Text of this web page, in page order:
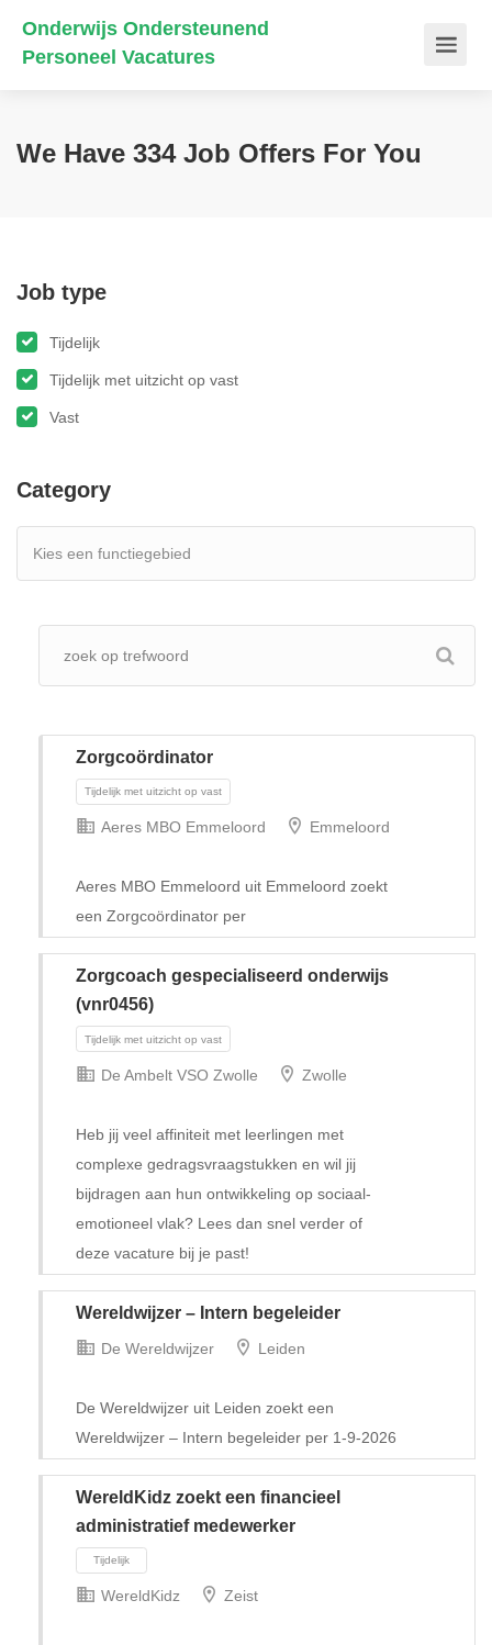
Onderwijs Ondersteunend
Personeel Vacatures
We Have 334 Job Offers For You
Job type
Tijdelijk
Tijdelijk met uitzicht op vast
Vast
Category
Zorgcoördinator
Aeres MBO Emmeloord Emmeloord
Aeres MBO Emmeloord uit Emmeloord zoekt
een Zorgcoördinator per
Zorgcoach gespecialiseerd onderwijs
(vnr0456)
Tijdelijk met uitzicht op vast
De Ambelt VSO Zwolle Zwolle
Heb jij veel affiniteit met leerlingen met
complexe gedragsvraagstukken en wil jij
bijdragen aan hun ontwikkeling op sociaal-
emotioneel vlak? Lees dan snel verder of
deze vacature bij je past!
Wereldwijzer – Intern begeleider
De Wereldwijzer Leiden
De Wereldwijzer uit Leiden zoekt een
Wereldwijzer – Intern begeleider per 1-9-2026
WereldKidz zoekt een financieel
administratief medewerker
WereldKidz Zeist